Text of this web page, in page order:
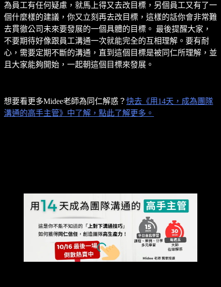
為員工有任何疑慮，就馬上得又去改目標，另個員工又有了一
個什麼樣的建議，你又立刻再去改目標，這樣的話你會非常難
去貫徹公司未來要發展的一個具體的目標。 最後提醒大家，
不要期待好像跟員工溝通一次就能完全的互相理解。要有耐
心，需要定期不斷的溝通，直到這個目標是被同仁所理解，並
且大家能夠開始，一起朝這個目標來發展。
想要看更多Midee老師為同仁解惑？ 快去《用14天，成為團隊
溝通的高手主管》中了解，點此了解更多。